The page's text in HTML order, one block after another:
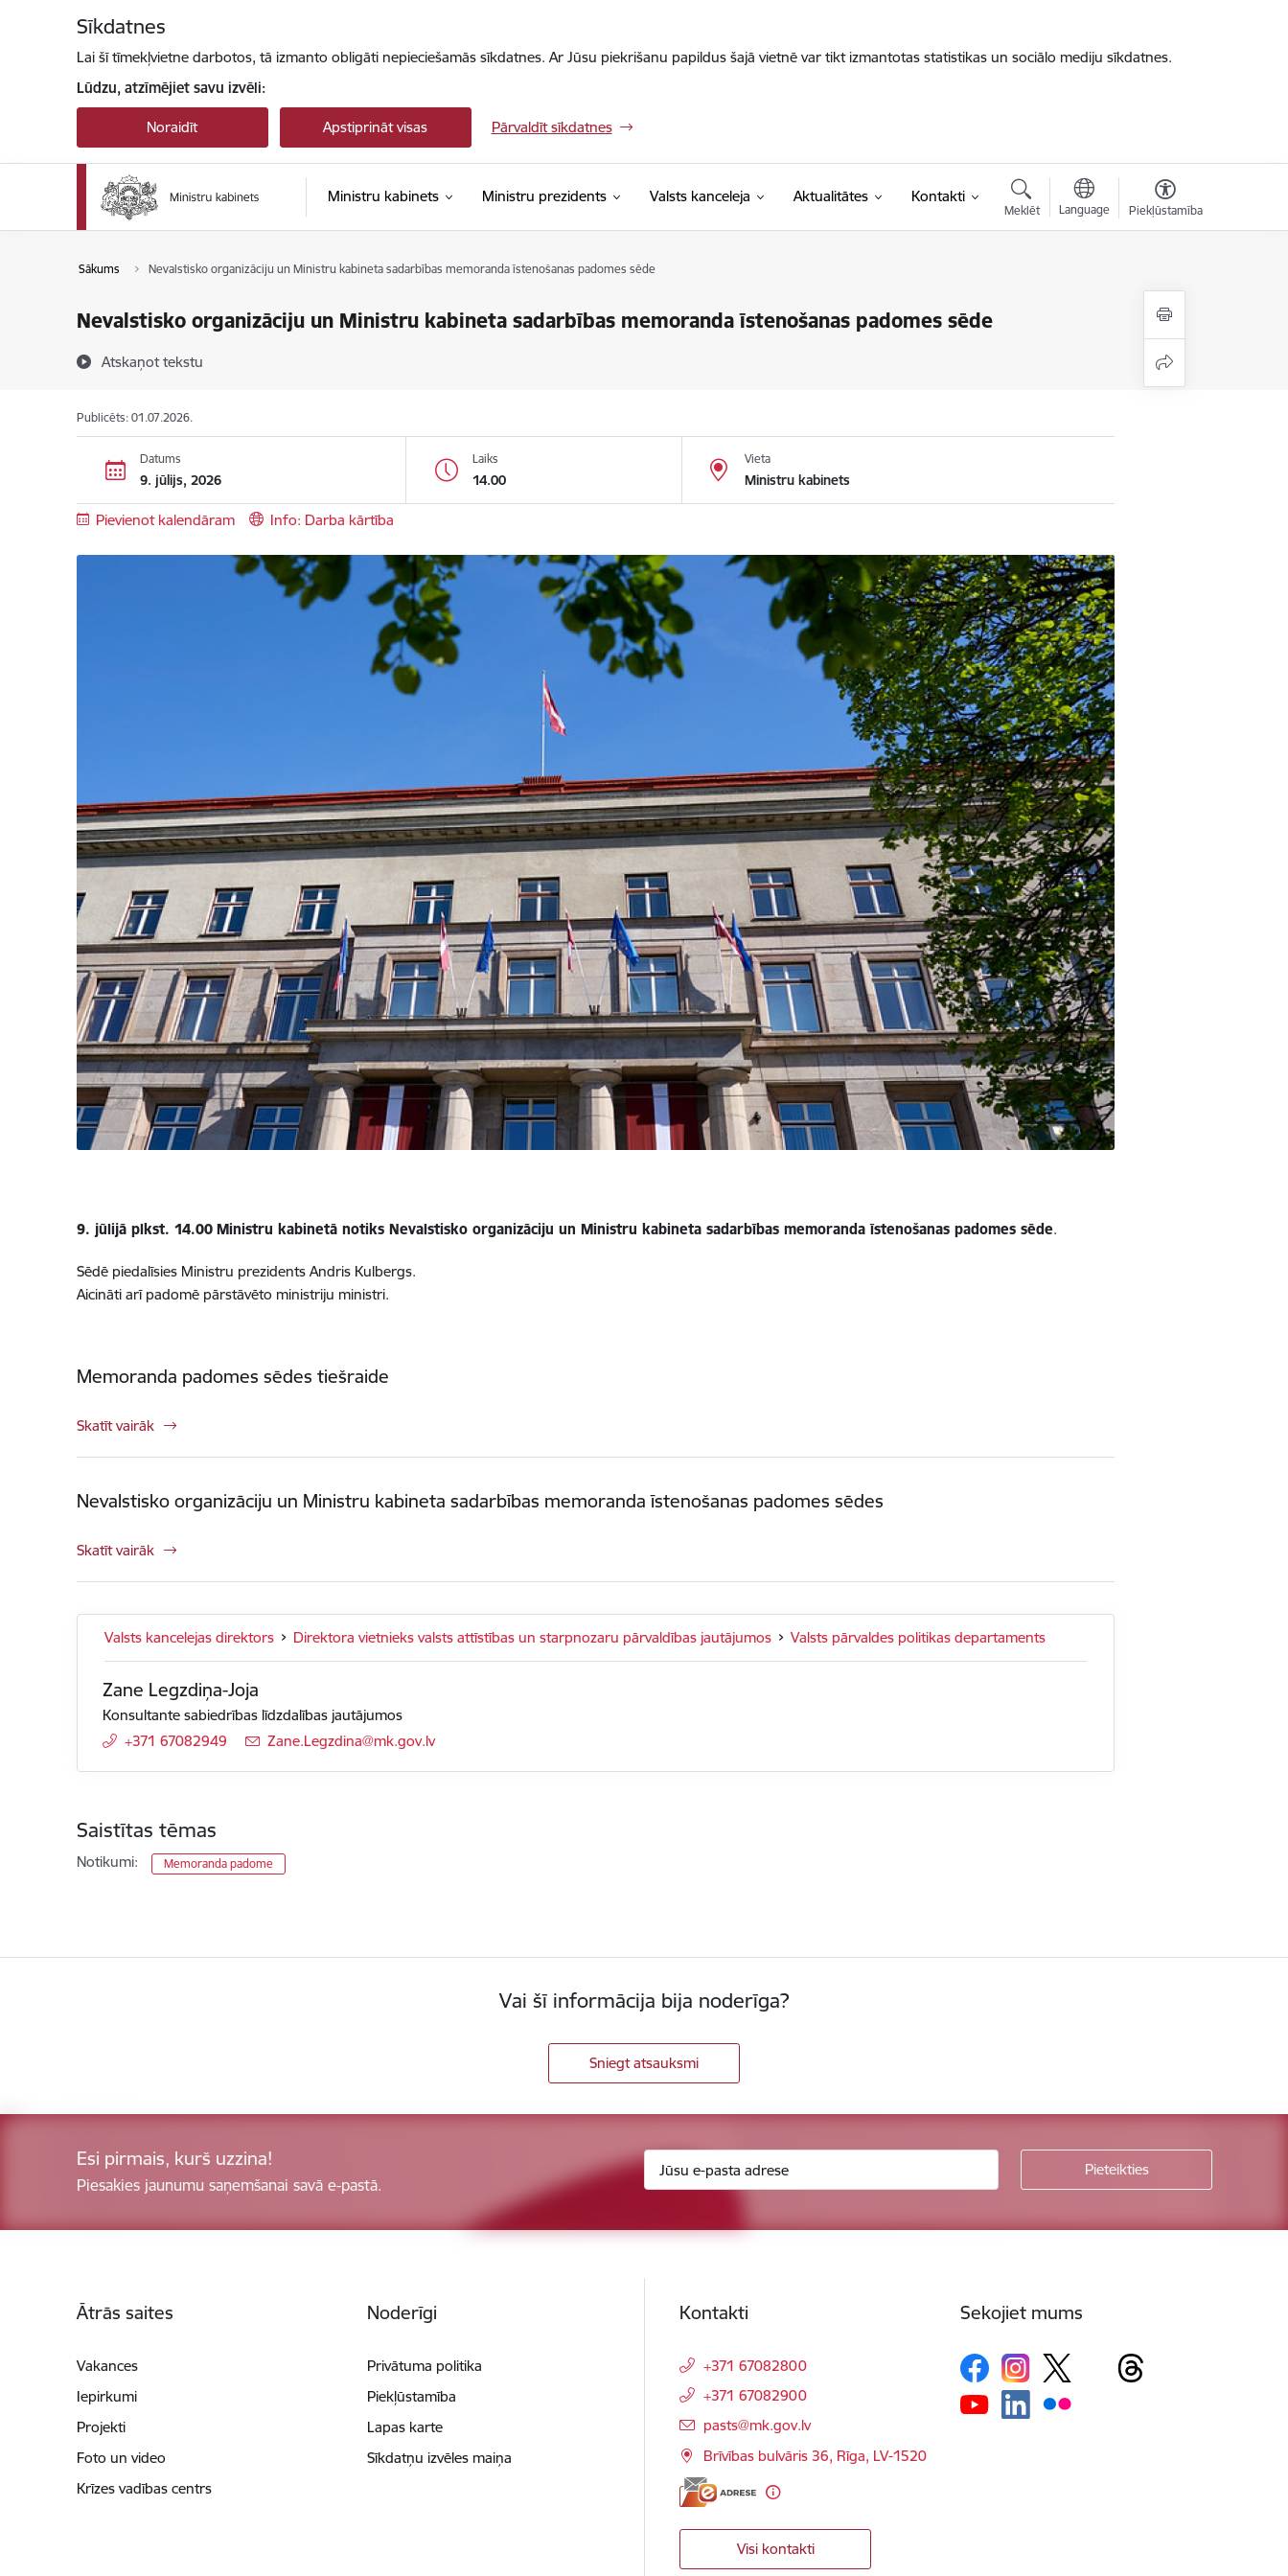
Sīkdatnes
Lai šī tīmekļvietne darbotos, tā izmanto obligāti nepieciešamās sīkdatnes. Ar Jūsu piekrišanu papildus šajā vietnē var tikt izmantotas statistikas un sociālo mediju sīkdatnes.
Lūdzu, atzīmējiet savu izvēli:
Noraidīt Apstiprināt visas Pārvaldīt sīkdatnes
Ministru kabinets Ministru prezidents Valsts kanceleja Aktualitātes Kontakti
Meklēt Language Piekļūstamība
Sākums Nevalstisko organizāciju un Ministru kabineta sadarbības memoranda īstenošanas padomes sēde
Nevalstisko organizāciju un Ministru kabineta sadarbības memoranda īstenošanas padomes sēde
Atskaņot tekstu
Publicēts: 01.07.2026.
Datums
9. jūlijs, 2026
Laiks
14.00
Vieta
Ministru kabinets
Pievienot kalendāram Info: Darba kārtība
9. jūlijā plkst. 14.00 Ministru kabinetā notiks Nevalstisko organizāciju un Ministru kabineta sadarbības memoranda īstenošanas padomes sēde.
Sēdē piedalīsies Ministru prezidents Andris Kulbergs.
Aicināti arī padomē pārstāvēto ministriju ministri.
Memoranda padomes sēdes tiešraide
Skatīt vairāk
Nevalstisko organizāciju un Ministru kabineta sadarbības memoranda īstenošanas padomes sēdes
Skatīt vairāk
Valsts kancelejas direktors Direktora vietnieks valsts attīstības un starpnozaru pārvaldības jautājumos Valsts pārvaldes politikas departaments
Zane Legzdiņa-Joja
Konsultante sabiedrības līdzdalības jautājumos
+371 67082949
E-pasts:
Zane.Legzdina@mk.gov.lv
Saistītas tēmas
Notikumi: Memoranda padome
Vai šī informācija bija noderīga?
Sniegt atsauksmi
Esi pirmais, kurš uzzina!
Piesakies jaunumu saņemšanai savā e-pastā.
Ātrās saites
Vakances
Iepirkumi
Projekti
Foto un video
Krīzes vadības centrs
Noderīgi
Privātuma politika
Piekļūstamība
Lapas karte
Sīkdatņu izvēles maiņa
Kontakti
+371 67082800
+371 67082900
E-pasts:
pasts@mk.gov.lv
Brīvības bulvāris 36, Rīga, LV-1520
Visi kontakti
Sekojiet mums